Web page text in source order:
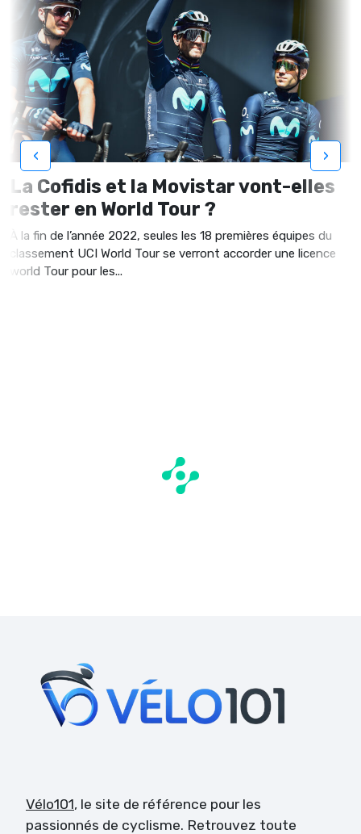
La Cofidis et la Movistar vont-elles
rester en World Tour ?
À la fin de l’année 2022, seules les 18 premières équipes du
classement UCI World Tour se verront accorder une licence
world Tour pour les...
‹ ›
Vélo101, le site de référence pour les
passionnés de cyclisme. Retrouvez toute